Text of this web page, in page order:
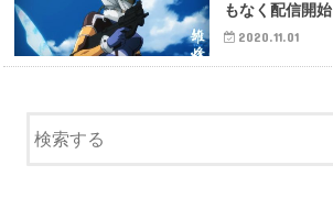
もなく配信開始
2020.11.01